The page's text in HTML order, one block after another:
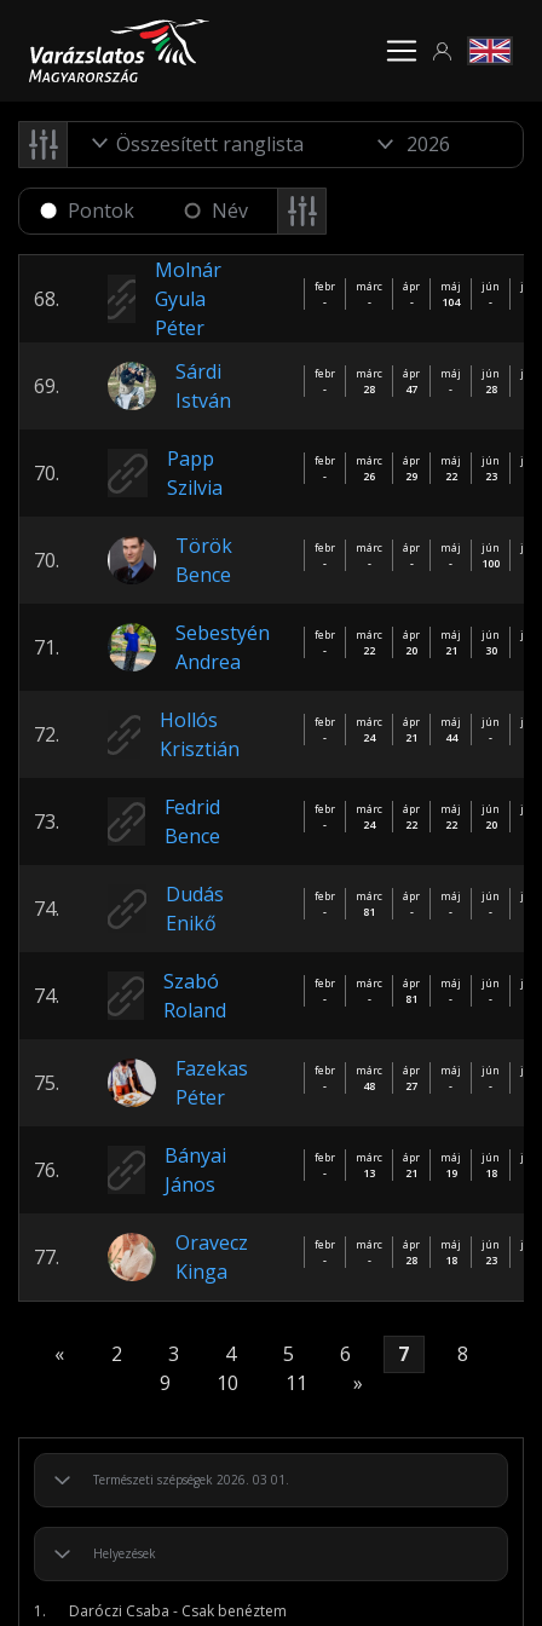
Összesített ranglista
Pontok Név
68.
Molnár
Gyula
Péter
febr
-
márc
-
ápr
-
máj
104
jún
-
júl
69.
Sárdi
István
febr
-
márc
28
ápr
47
máj
-
jún
28
júl
70.
Papp
Szilvia
febr
-
márc
26
ápr
29
máj
22
jún
23
júl
70.
Török
Bence
febr
-
márc
-
ápr
-
máj
-
jún
100
júl
71.
Sebestyén
Andrea
febr
-
márc
22
ápr
20
máj
21
jún
30
júl
72.
Hollós
Krisztián
febr
-
márc
24
ápr
21
máj
44
jún
-
júl
73.
Fedrid
Bence
febr
-
márc
24
ápr
22
máj
22
jún
20
júl
74.
Dudás
Enikő
febr
-
márc
81
ápr
-
máj
-
jún
-
júl
74.
Szabó
Roland
febr
-
márc
-
ápr
81
máj
-
jún
-
júl
75.
Fazekas
Péter
febr
-
márc
48
ápr
27
máj
-
jún
-
júl
76.
Bányai
János
febr
-
márc
13
ápr
21
máj
19
jún
18
júl
77.
Oravecz
Kinga
febr
-
márc
-
ápr
28
máj
18
jún
23
júl
« 2 3 4 5 6 7
8
9
10 11 »
1. Daróczi Csaba - Csak benéztem